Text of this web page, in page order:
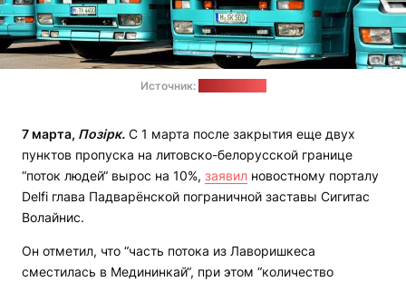
Источник:
7 марта, Позірк. С 1 марта после закрытия еще двух
пунктов пропуска на литовско-белорусской границе
“поток людей“ вырос на 10%, заявил новостному порталу
Delfi глава Падварёнской пограничной заставы Сигитас
Волайнис.
Он отметил, что “часть потока из Лаворишкеса
сместилась в Медининкай“, при этом “количество